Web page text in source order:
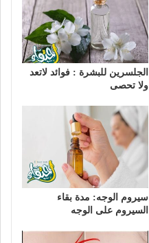
الجلسرين للبشرة : فوائد لاتعد
ولا تحصى
سيروم الوجه: مدة بقاء
السيروم على الوجه